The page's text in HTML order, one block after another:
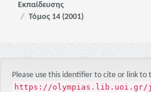
Εκπαίδευσης
Τόμος 14 (2001)
Please use this identifier to cite or link to
https://olympias.lib.uoi.gr/